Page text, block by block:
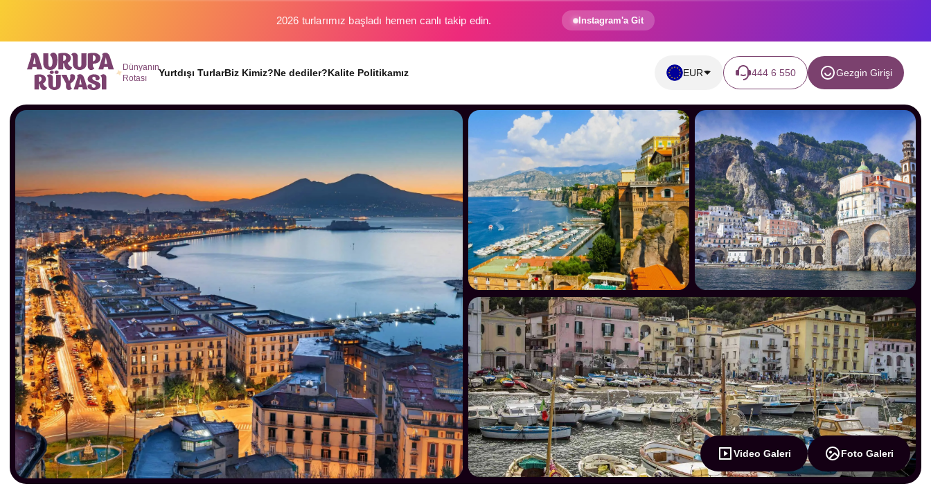
Binlerce gezginin hayali gerçek oluyor. Instagram'a Git
Dünyanın
Rotası
Yurtdışı TurlarBiz Kimiz?Ne dediler?Kalite Politikamız EUR 444 6 550 Gezgin Girişi
Video Galeri Foto Galeri